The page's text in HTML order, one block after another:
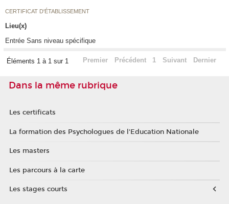
CERTIFICAT D'ÉTABLISSEMENT
Lieu(x)
Entrée Sans niveau spécifique
Éléments 1 à 1 sur 1 Premier Précédent 1 Suivant Dernier
Dans la même rubrique
Les certificats
La formation des Psychologues de l'Education Nationale
Les masters
Les parcours à la carte
Les stages courts